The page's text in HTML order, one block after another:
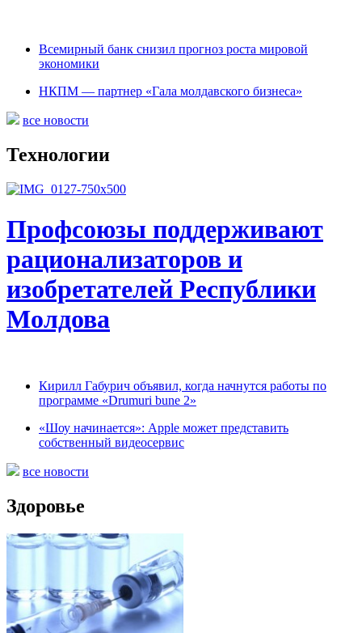
Всемирный банк снизил прогноз роста мировой
экономики
НКПМ — партнер «Гала молдавского бизнеса»
все новости
Технологии
Профсоюзы поддерживают
рационализаторов и
изобретателей Республики
Молдова
Кирилл Габурич объявил, когда начнутся работы по
программе «Drumuri bune 2»
«Шоу начинается»: Apple может представить
собственный видеосервис
все новости
Здоровье